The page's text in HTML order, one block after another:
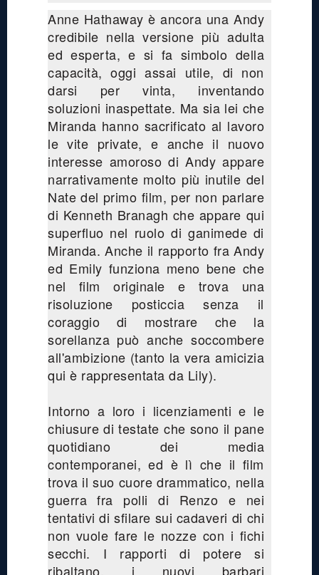
Anne Hathaway è ancora una Andy
credibile nella versione più adulta
ed esperta, e si fa simbolo della
capacità, oggi assai utile, di non
darsi per vinta, inventando
soluzioni inaspettate. Ma sia lei che
Miranda hanno sacrificato al lavoro
le vite private, e anche il nuovo
interesse amoroso di Andy appare
narrativamente molto più inutile del
Nate del primo film, per non parlare
di Kenneth Branagh che appare qui
superfluo nel ruolo di ganimede di
Miranda. Anche il rapporto fra Andy
ed Emily funziona meno bene che
nel film originale e trova una
risoluzione posticcia senza il
coraggio di mostrare che la
sorellanza può anche soccombere
all'ambizione (tanto la vera amicizia
qui è rappresentata da Lily).
Intorno a loro i licenziamenti e le
chiusure di testate che sono il pane
quotidiano dei media
contemporanei, ed è lì che il film
trova il suo cuore drammatico, nella
guerra fra polli di Renzo e nei
tentativi di sfilare sui cadaveri di chi
non vuole fare le nozze con i fichi
secchi. I rapporti di potere si
ribaltano, i nuovi barbari